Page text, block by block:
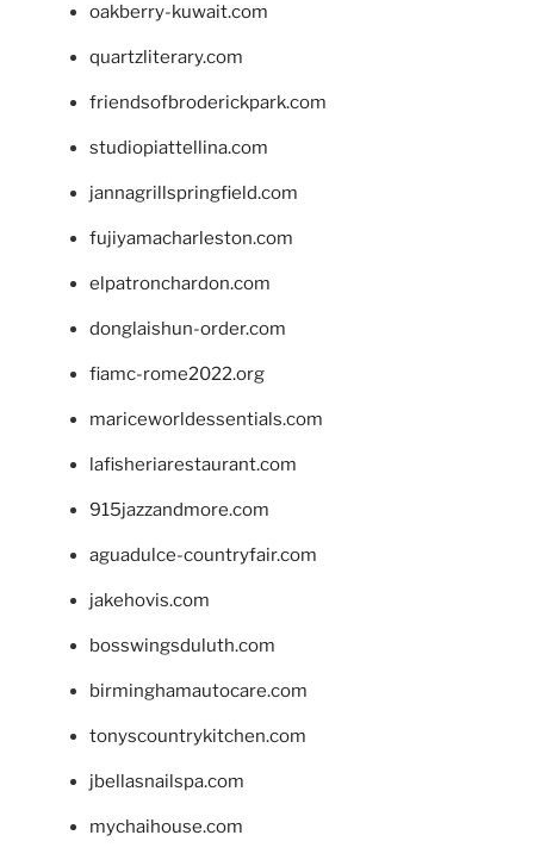
oakberry-kuwait.com
quartzliterary.com
friendsofbroderickpark.com
studiopiattellina.com
jannagrillspringfield.com
fujiyamacharleston.com
elpatronchardon.com
donglaishun-order.com
fiamc-rome2022.org
mariceworldessentials.com
lafisheriarestaurant.com
915jazzandmore.com
aguadulce-countryfair.com
jakehovis.com
bosswingsduluth.com
birminghamautocare.com
tonyscountrykitchen.com
jbellasnailspa.com
mychaihouse.com